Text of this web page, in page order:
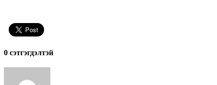
0 cэтгэгдэлтэй